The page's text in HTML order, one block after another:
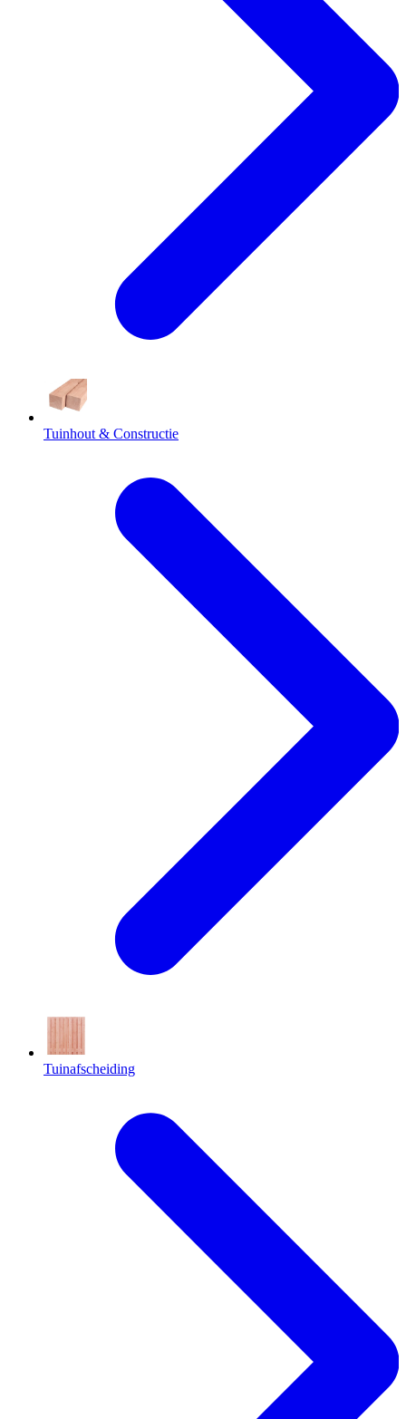
Tuinhout & Constructie
Tuinafscheiding